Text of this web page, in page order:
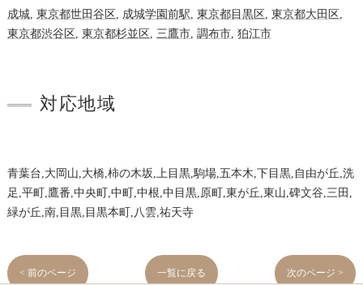
成城, 東京都世田谷区, 成城学園前駅 東京都目黒区, 東京都大田区,
東京都渋谷区, 東京都杉並区, 三鷹市, 調布市, 狛江市
対応地域
青葉台,大岡山,大橋,柿の木坂,上目黒,駒場,五本木,下目黒,自由が丘,洗
足,平町,鷹番,中央町,中町,中根,中目黒,原町,東が丘,東山,碑文谷,三田,
緑が丘,南,目黒,目黒本町,八雲,祐天寺
< 前のページ 一覧に戻る 次のページ >